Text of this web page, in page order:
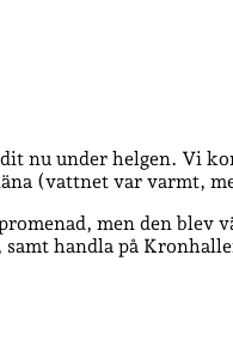
nu under helgen.
(vattnet var varmt,
men den
handla på